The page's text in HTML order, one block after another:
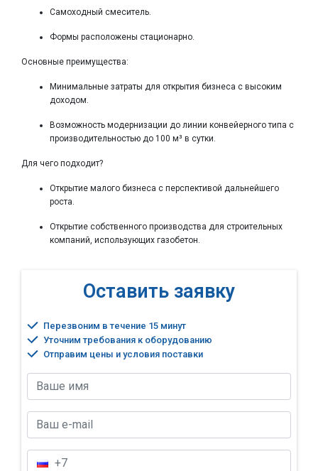
Самоходный смеситель.
Формы расположены стационарно.
Основные преимущества:
Минимальные затраты для открытия бизнеса с высоким
доходом.
Возможность модернизации до линии конвейерного типа с
производительностью до 100 м³ в сутки.
Для чего подходит?
Открытие малого бизнеса с перспективой дальнейшего
роста.
Открытие собственного производства для строительных
компаний, использующих газобетон.
Оставить заявку
Перезвоним в течение 15 минут
Уточним требования к оборудованию
Отправим цены и условия поставки